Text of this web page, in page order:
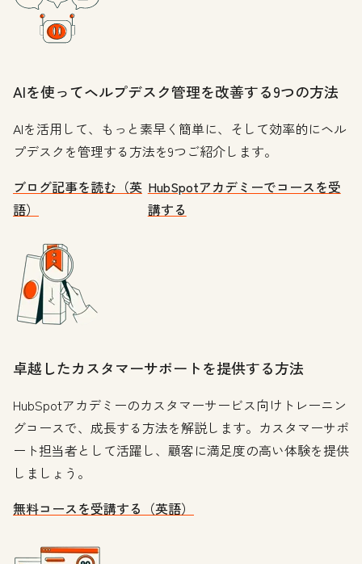
AIを使ってヘルプデスク管理を改善する9つの方法
AIを活用して、もっと素早く簡単に、そして効率的にヘル
プデスクを管理する方法を9つご紹介します。
ブログ記事を読む（英
語）
HubSpotアカデミーでコースを受
講する
卓越したカスタマーサポートを提供する方法
HubSpotアカデミーのカスタマーサービス向けトレーニン
グコースで、成長する方法を解説します。カスタマーサポ
ート担当者として活躍し、顧客に満足度の高い体験を提供
しましょう。
無料コースを受講する（英語）